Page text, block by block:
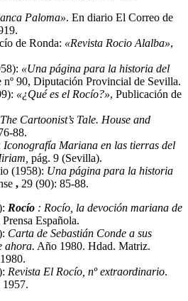
Paloma». En diario El Correo de
de Ronda: «Revista Rocio Alalba»,
«Una página para la historia del
nº 90, Diputación Provincial de Sevilla.
«¿Qué es el Rocío?», Publicación de
The Cartoonist’s Tale. House and
88.
Iconografía Mariana en las tierras del
pág. 9 (Sevilla).
(1958): Una página para la historia
, 29 (90): 85-88.
Rocío : Rocío, la devoción mariana de
Española.
Carta de Sebastián Conde a sus
ahora. Año 1980. Hdad. Matriz.
Revista El Rocío, nº extraordinario.